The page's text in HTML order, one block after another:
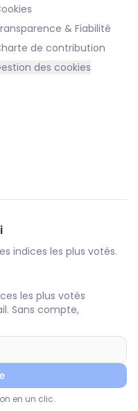
& Fiabilité
de contribution
des cookies
indices les plus votés.
les plus votés
Sans compte,
en un clic.